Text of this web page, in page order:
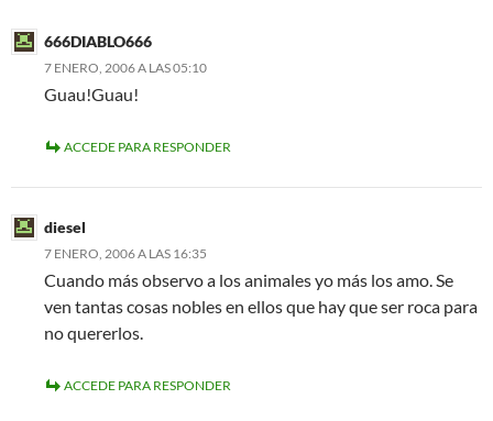
666DIABLO666
7 ENERO, 2006 A LAS 05:10
Guau!Guau!
ACCEDE PARA RESPONDER
diesel
7 ENERO, 2006 A LAS 16:35
Cuando más observo a los animales yo más los amo. Se
ven tantas cosas nobles en ellos que hay que ser roca para
no quererlos.
ACCEDE PARA RESPONDER